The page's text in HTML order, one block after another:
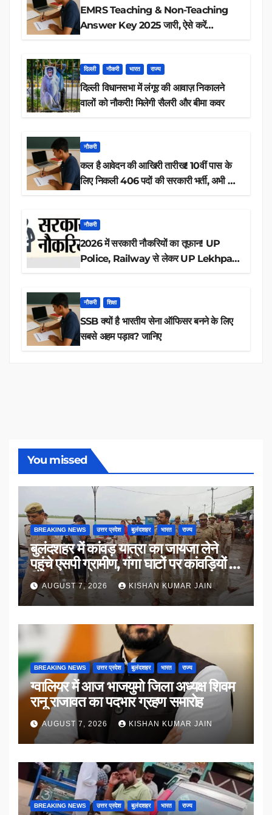
EMRS Teaching & Non-Teaching
Answer Key 2025 जारी, ऐसे करें
दिल्ली नौकरी भारत राज्य
दिल्ली विधानसभा में लंगूर की आवाज़ निकालने
वालों को नौकरी! मिलेगी सैलरी और बीमा कवर
नौकरी
कल है आवेदन की आखिरी तारीख! 10वीं पास के
लिए निकली 406 पदों की सरकारी भर्ती, अभी करें
नौकरी
2026 में सरकारी नौकरियों का तूफान! UP
Police, Railway से लेकर UP Lekhpal
नौकरी शिक्षा
SSB क्यों है भारतीय सेना ऑफिसर बनने के लिए
सबसे अहम पड़ाव? जानिए
You missed
BREAKING NEWS उत्तर प्रदेश बुलंदशहर भारत राज्य
बुलंदशहर में कांवड़ यात्रा का जायजा लेने
पहुंचे एसपी ग्रामीण, गंगा घाटों पर कांवड़ियों से
किया संवाद
AUGUST 7, 2026 KISHAN KUMAR JAIN
BREAKING NEWS उत्तर प्रदेश बुलंदशहर भारत राज्य
ग्वालियर में आज भाजयुमो जिला अध्यक्ष शिवम
रानू राजावत का पदभार ग्रहण समारोह
AUGUST 7, 2026 KISHAN KUMAR JAIN
BREAKING NEWS उत्तर प्रदेश बुलंदशहर भारत राज्य